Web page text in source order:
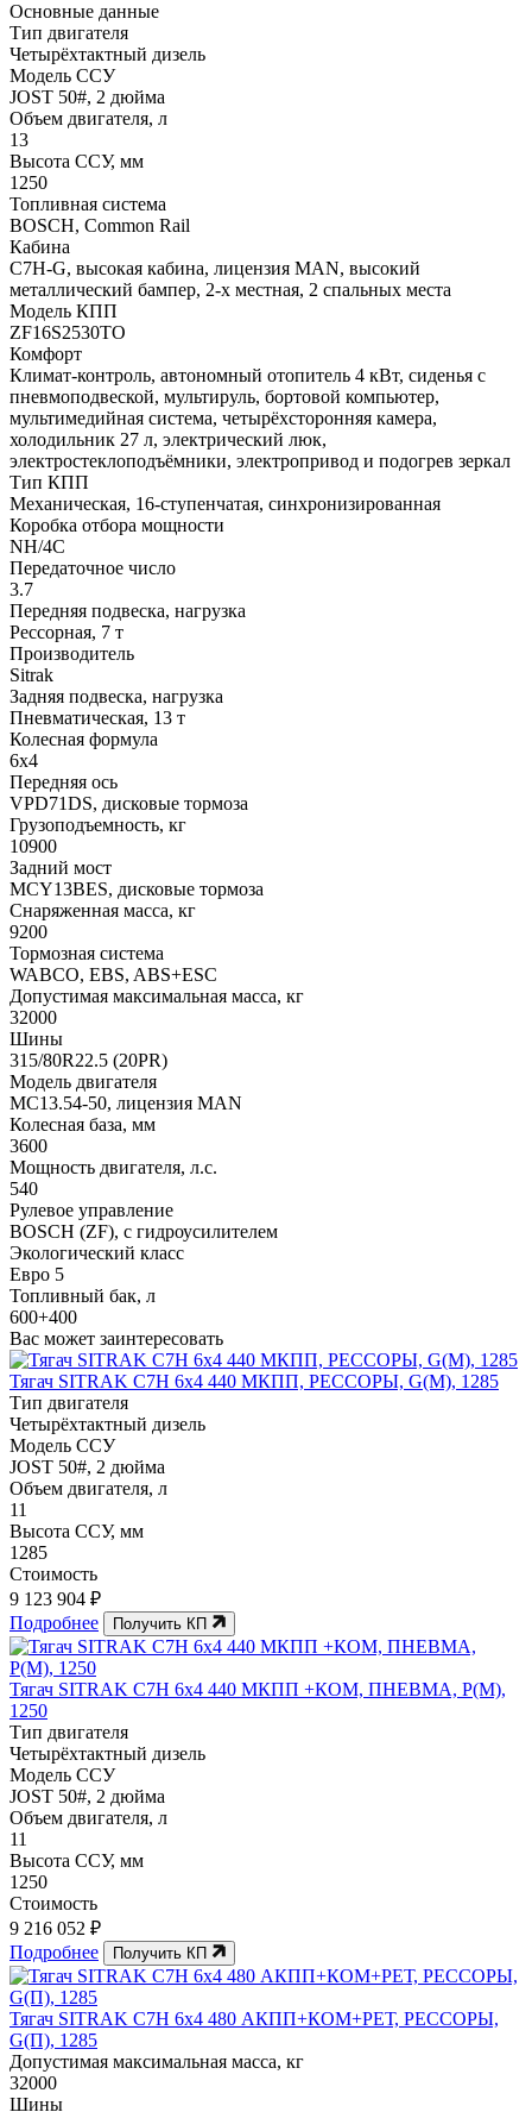
Основные данные
Тип двигателя
Четырёхтактный дизель
Модель ССУ
JOST 50#, 2 дюйма
Объем двигателя, л
13
Высота ССУ, мм
1250
Топливная система
BOSCH, Common Rail
Кабина
C7H-G, высокая кабина, лицензия MAN, высокий
металлический бампер, 2-х местная, 2 спальных места
Модель КПП
ZF16S2530TO
Комфорт
Климат-контроль, автономный отопитель 4 кВт, сиденья с
пневмоподвеской, мультируль, бортовой компьютер,
мультимедийная система, четырёхсторонняя камера,
холодильник 27 л, электрический люк,
электростеклоподъёмники, электропривод и подогрев зеркал
Тип КПП
Механическая, 16-ступенчатая, синхронизированная
Коробка отбора мощности
NH/4C
Передаточное число
3.7
Передняя подвеска, нагрузка
Рессорная, 7 т
Производитель
Sitrak
Задняя подвеска, нагрузка
Пневматическая, 13 т
Колесная формула
6х4
Передняя ось
VPD71DS, дисковые тормоза
Грузоподъемность, кг
10900
Задний мост
MCY13BES, дисковые тормоза
Снаряженная масса, кг
9200
Тормозная система
WABCO, EBS, ABS+ESC
Допустимая максимальная масса, кг
32000
Шины
315/80R22.5 (20PR)
Модель двигателя
МС13.54-50, лицензия MAN
Колесная база, мм
3600
Мощность двигателя, л.с.
540
Рулевое управление
BOSCH (ZF), с гидроусилителем
Экологический класс
Евро 5
Топливный бак, л
600+400
Вас может заинтересовать
Тягач SITRAK C7H 6x4 440 МКПП, РЕССОРЫ, G(М), 1285
Тип двигателя
Четырёхтактный дизель
Модель ССУ
JOST 50#, 2 дюйма
Объем двигателя, л
11
Высота ССУ, мм
1285
Стоимость
9 123 904 ₽
Подробнее
Получить КП
Тягач SITRAK C7H 6x4 440 МКПП +КОМ, ПНЕВМА, P(М),
1250
Тип двигателя
Четырёхтактный дизель
Модель ССУ
JOST 50#, 2 дюйма
Объем двигателя, л
11
Высота ССУ, мм
1250
Стоимость
9 216 052 ₽
Подробнее
Получить КП
Тягач SITRAK C7H 6x4 480 АКПП+КОМ+РЕТ, РЕССОРЫ,
G(П), 1285
Допустимая максимальная масса, кг
32000
Шины